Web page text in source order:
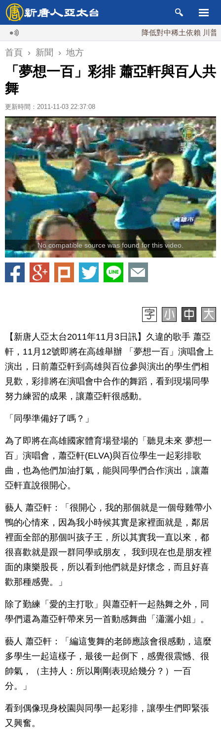
降低對中稀土依賴 川普宣布礦
首頁 › 新聞 › 地方
「夢想一百」彩排 蕭亞軒與百人共
舞
更新時間：2011-11-03 22:37:08
No compatible source was found for this video.
【新唐人亞太台2011年11月3日訊】久違的歌手 蕭亞
軒，11月12號即將在高雄舉辦 「夢想一百」演唱會上
演出，日前蕭亞軒到高雄與百位參與演出的學生們相
見歡，彩排將在演唱會中合作的舞蹈，看到現場同學
努力練習的成果，讓蕭亞軒很感動。
「同學準備好了嗎？」
為了即將在高雄國家體育場登場的「聽見未來 夢想一
百」演唱會，蕭亞軒(ELVA)與百位學生一起彩排歌
曲，也為他們加油打氣，能與同學們合作演出，讓蕭
亞軒直說很開心。
藝人 蕭亞軒：「很開心，我的那個就是一個母雞帶小
鴨的心情來，因為我小時候其實是家裡面就是，鄰居
裡面全部的那個叫孩子王，所以其實我一直以來，都
很喜歡就是跟一群同學或朋友， 我到現在也是朋友裡
面的康樂股長，所以看到他們就是好懷念，而且好喜
歡那種感覺。」
除了勤練「愛的主打歌」與蕭亞軒一起熱舞之外，同
學們還為蕭亞軒帶來另一首動感舞曲「瀟灑小姐」。
藝人 蕭亞軒：「編這隻舞的老師應該會很感動，這麼
多學生一起這樣子，最後一起倒下，感覺很震憾、很
帥氣，（主持人：所以剛剛表現給幾分？）一百
分。」
看到偶像現身校園與同學一起彩排，讓學生們即緊張
又興奮。